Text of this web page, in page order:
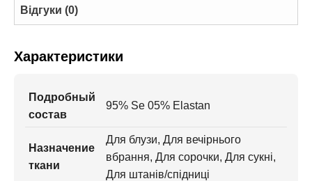
Відгуки (0)
Характеристики
Подробный
состав
95% Se 05% Elastan
Назначение
ткани
Для блузи, Для вечірнього
вбрання, Для сорочки, Для сукні,
Для штанів/спідниці